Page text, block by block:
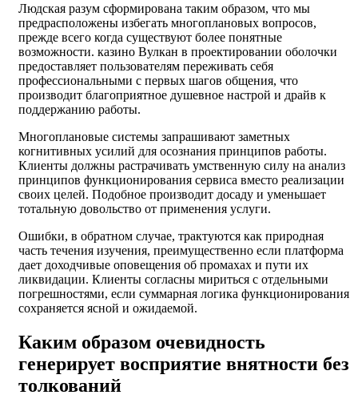
Людская разум сформирована таким образом, что мы
предрасположены избегать многоплановых вопросов,
прежде всего когда существуют более понятные
возможности. казино Вулкан в проектировании оболочки
предоставляет пользователям переживать себя
профессиональными с первых шагов общения, что
производит благоприятное душевное настрой и драйв к
поддержанию работы.
Многоплановые системы запрашивают заметных
когнитивных усилий для осознания принципов работы.
Клиенты должны растрачивать умственную силу на анализ
принципов функционирования сервиса вместо реализации
своих целей. Подобное производит досаду и уменьшает
тотальную довольство от применения услуги.
Ошибки, в обратном случае, трактуются как природная
часть течения изучения, преимущественно если платформа
дает доходчивые оповещения об промахах и пути их
ликвидации. Клиенты согласны мириться с отдельными
погрешностями, если суммарная логика функционирования
сохраняется ясной и ожидаемой.
Каким образом очевидность
генерирует восприятие внятности без
толкований